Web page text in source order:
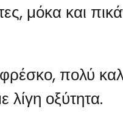
μόκα και
φρέσκο, πολύ
λίγη οξύτητα.